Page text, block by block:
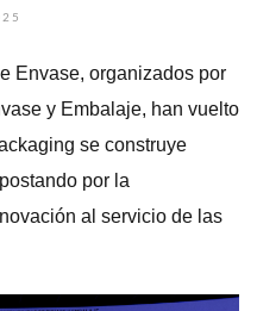
Envase, organizados por
y Embalaje, han vuelto
se construye
por la
al servicio de las